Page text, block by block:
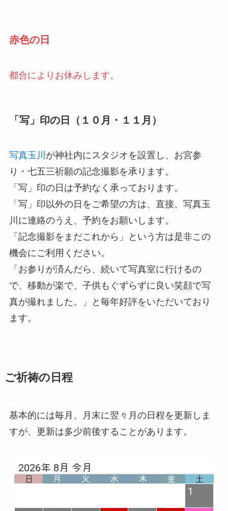
赤色の日
都合によりお休みします。
「写」印の日（１０月・１１月）
写真玉川 が神社内にスタジオを設置し、お宮参
り・七五三祈願の記念撮影を承ります。
「写」印の日は予約なく承っております。
「写」印以外の日をご希望の方は、直接、写真玉
川に連絡のうえ、予約をお願いします。
「記念撮影をまだこれから」という方は是非この
機会にご利用ください。
「お参りが済んだら、続いて写真室に行けるの
で、移動が楽で、子供もぐずらずに良い笑顔で写
真が撮れました。」と毎年好評をいただいており
ます。
ご祈祷の日程
基本的には毎月、月末に翌々月の日程を更新しま
すが、更新は多少前後することがあります。